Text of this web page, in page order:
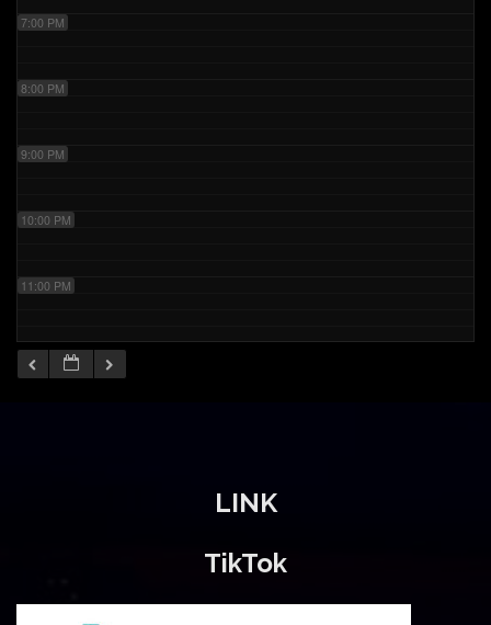
7:00 PM
8:00 PM
9:00 PM
10:00 PM
11:00 PM
LINK
TikTok